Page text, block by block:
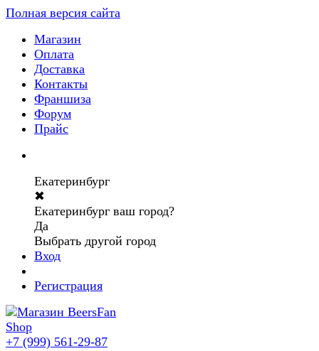
Полная версия сайта
Магазин
Оплата
Доставка
Контакты
Франшиза
Форум
Прайс
Екатеринбург
✖
Екатеринбург ваш город?
Да
Выбрать другой город
Вход
Регистрация
+7 (999) 561-29-87